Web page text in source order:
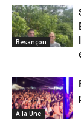
Besançon
A la Une